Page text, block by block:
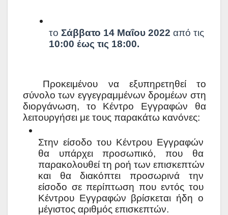
το Σάββατο 14 Μαΐου 2022
10:00 έως τις 18:00.
Προκειμένου να εξυπηρετηθεί το
σύνολο των εγγεγραμμένων δρομέων στη
διοργάνωση, το Κέντρο Εγγραφών θα
λειτουργήσει με τους παρακάτω κανόνες:
Στην είσοδο του Κέντρου Εγγραφών
θα υπάρχει προσωπικό, που θα
παρακολουθεί τη ροή των επισκεπτών
και θα διακόπτει προσωρινά την
είσοδο σε περίπτωση που εντός του
Κέντρου Εγγραφών βρίσκεται ήδη ο
μέγιστος αριθμός επισκεπτών.